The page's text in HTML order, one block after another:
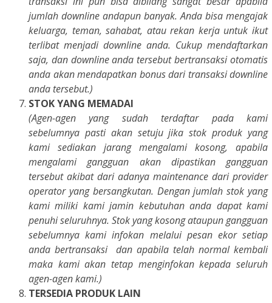
jumlah downline andapun banyak. Anda bisa mengajak
keluarga, teman, sahabat, atau rekan kerja untuk ikut
terlibat menjadi downline anda. Cukup mendaftarkan
saja, dan downline anda tersebut bertransaksi otomatis
anda akan mendapatkan bonus dari transaksi downline
anda tersebut.)
STOK YANG MEMADAI
(Agen-agen yang sudah terdaftar pada kami
sebelumnya pasti akan setuju jika stok produk yang
kami sediakan jarang mengalami kosong, apabila
mengalami gangguan akan dipastikan gangguan
tersebut akibat dari adanya maintenance dari provider
operator yang bersangkutan. Dengan jumlah stok yang
kami miliki kami jamin kebutuhan anda dapat kami
penuhi seluruhnya. Stok yang kosong ataupun gangguan
sebelumnya kami infokan melalui pesan ekor setiap
anda bertransaksi dan apabila telah normal kembali
maka kami akan tetap menginfokan kepada seluruh
agen-agen kami.)
TERSEDIA PRODUK LAIN